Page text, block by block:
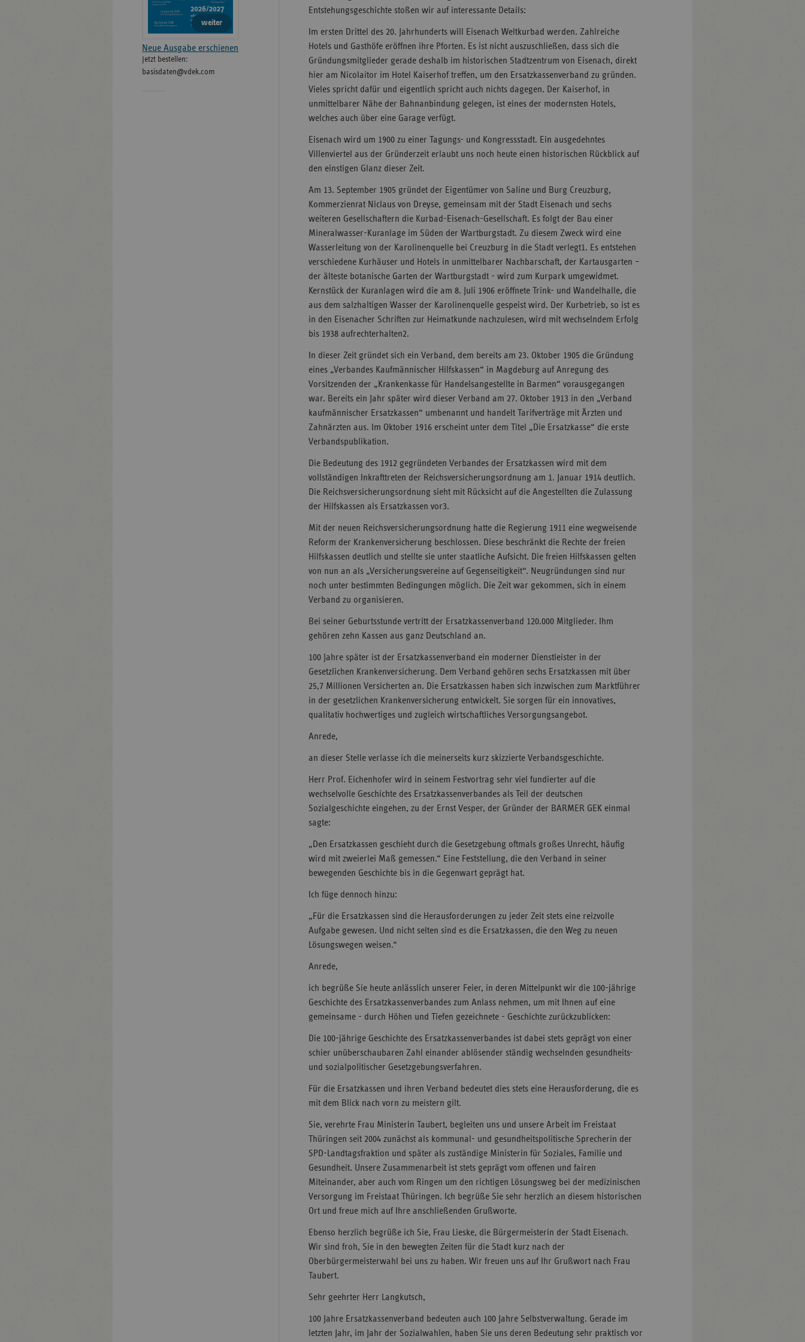
Entstehungsgeschichte stoßen wir auf interessante Details:
Im ersten Drittel des 20. Jahrhunderts will Eisenach Weltkurbad werden. Zahlreiche
Hotels und Gasthöfe eröffnen ihre Pforten. Es ist nicht auszuschließen, dass sich die
Gründungsmitglieder gerade deshalb im historischen Stadtzentrum von Eisenach, direkt
hier am Nicolaitor im Hotel Kaiserhof treffen, um den Ersatzkassenverband zu gründen.
Vieles spricht dafür und eigentlich spricht auch nichts dagegen. Der Kaiserhof, in
unmittelbarer Nähe der Bahnanbindung gelegen, ist eines der modernsten Hotels,
welches auch über eine Garage verfügt.
Eisenach wird um 1900 zu einer Tagungs- und Kongressstadt. Ein ausgedehntes
Villenviertel aus der Gründerzeit erlaubt uns noch heute einen historischen Rückblick auf
den einstigen Glanz dieser Zeit.
Am 13. September 1905 gründet der Eigentümer von Saline und Burg Creuzburg,
Kommerzienrat Niclaus von Dreyse, gemeinsam mit der Stadt Eisenach und sechs
weiteren Gesellschaftern die Kurbad-Eisenach-Gesellschaft. Es folgt der Bau einer
Mineralwasser-Kuranlage im Süden der Wartburgstadt. Zu diesem Zweck wird eine
Wasserleitung von der Karolinenquelle bei Creuzburg in die Stadt verlegt1. Es entstehen
verschiedene Kurhäuser und Hotels in unmittelbarer Nachbarschaft, der Kartausgarten –
der älteste botanische Garten der Wartburgstadt - wird zum Kurpark umgewidmet.
Kernstück der Kuranlagen wird die am 8. Juli 1906 eröffnete Trink- und Wandelhalle, die
aus dem salzhaltigen Wasser der Karolinenquelle gespeist wird. Der Kurbetrieb, so ist es
in den Eisenacher Schriften zur Heimatkunde nachzulesen, wird mit wechselndem Erfolg
bis 1938 aufrechterhalten2.
In dieser Zeit gründet sich ein Verband, dem bereits am 23. Oktober 1905 die Gründung
eines „Verbandes Kaufmännischer Hilfskassen“ in Magdeburg auf Anregung des
Vorsitzenden der „Krankenkasse für Handelsangestellte in Barmen“ vorausgegangen
war. Bereits ein Jahr später wird dieser Verband am 27. Oktober 1913 in den „Verband
kaufmännischer Ersatzkassen“ umbenannt und handelt Tarifverträge mit Ärzten und
Zahnärzten aus. Im Oktober 1916 erscheint unter dem Titel „Die Ersatzkasse“ die erste
Verbandspublikation.
Die Bedeutung des 1912 gegründeten Verbandes der Ersatzkassen wird mit dem
vollständigen Inkrafttreten der Reichsversicherungsordnung am 1. Januar 1914 deutlich.
Die Reichsversicherungsordnung sieht mit Rücksicht auf die Angestellten die Zulassung
der Hilfskassen als Ersatzkassen vor3.
Mit der neuen Reichsversicherungsordnung hatte die Regierung 1911 eine wegweisende
Reform der Krankenversicherung beschlossen. Diese beschränkt die Rechte der freien
Hilfskassen deutlich und stellte sie unter staatliche Aufsicht. Die freien Hilfskassen gelten
von nun an als „Versicherungsvereine auf Gegenseitigkeit“. Neugründungen sind nur
noch unter bestimmten Bedingungen möglich. Die Zeit war gekommen, sich in einem
Verband zu organisieren.
Bei seiner Geburtsstunde vertritt der Ersatzkassenverband 120.000 Mitglieder. Ihm
gehören zehn Kassen aus ganz Deutschland an.
100 Jahre später ist der Ersatzkassenverband ein moderner Dienstleister in der
Gesetzlichen Krankenversicherung. Dem Verband gehören sechs Ersatzkassen mit über
25,7 Millionen Versicherten an. Die Ersatzkassen haben sich inzwischen zum Marktführer
in der gesetzlichen Krankenversicherung entwickelt. Sie sorgen für ein innovatives,
qualitativ hochwertiges und zugleich wirtschaftliches Versorgungsangebot.
Anrede,
an dieser Stelle verlasse ich die meinerseits kurz skizzierte Verbandsgeschichte.
Herr Prof. Eichenhofer wird in seinem Festvortrag sehr viel fundierter auf die
wechselvolle Geschichte des Ersatzkassenverbandes als Teil der deutschen
Sozialgeschichte eingehen, zu der Ernst Vesper, der Gründer der BARMER GEK einmal
sagte:
„Den Ersatzkassen geschieht durch die Gesetzgebung oftmals großes Unrecht, häufig
wird mit zweierlei Maß gemessen.“ Eine Feststellung, die den Verband in seiner
bewegenden Geschichte bis in die Gegenwart geprägt hat.
Ich füge dennoch hinzu:
„Für die Ersatzkassen sind die Herausforderungen zu jeder Zeit stets eine reizvolle
Aufgabe gewesen. Und nicht selten sind es die Ersatzkassen, die den Weg zu neuen
Lösungswegen weisen.“
Anrede,
ich begrüße Sie heute anlässlich unserer Feier, in deren Mittelpunkt wir die 100-jährige
Geschichte des Ersatzkassenverbandes zum Anlass nehmen, um mit Ihnen auf eine
gemeinsame - durch Höhen und Tiefen gezeichnete - Geschichte zurückzublicken:
Die 100-jährige Geschichte des Ersatzkassenverbandes ist dabei stets geprägt von einer
schier unüberschaubaren Zahl einander ablösender ständig wechselnden gesundheits-
und sozialpolitischer Gesetzgebungsverfahren.
Für die Ersatzkassen und ihren Verband bedeutet dies stets eine Herausforderung, die es
mit dem Blick nach vorn zu meistern gilt.
Sie, verehrte Frau Ministerin Taubert, begleiten uns und unsere Arbeit im Freistaat
Thüringen seit 2004 zunächst als kommunal- und gesundheitspolitische Sprecherin der
SPD-Landtagsfraktion und später als zuständige Ministerin für Soziales, Familie und
Gesundheit. Unsere Zusammenarbeit ist stets geprägt vom offenen und fairen
Miteinander, aber auch vom Ringen um den richtigen Lösungsweg bei der medizinischen
Versorgung im Freistaat Thüringen. Ich begrüße Sie sehr herzlich an diesem historischen
Ort und freue mich auf Ihre anschließenden Grußworte.
Ebenso herzlich begrüße ich Sie, Frau Lieske, die Bürgermeisterin der Stadt Eisenach.
Wir sind froh, Sie in den bewegten Zeiten für die Stadt kurz nach der
Oberbürgermeisterwahl bei uns zu haben. Wir freuen uns auf Ihr Grußwort nach Frau
Taubert.
Sehr geehrter Herr Langkutsch,
100 Jahre Ersatzkassenverband bedeuten auch 100 Jahre Selbstverwaltung. Gerade im
letzten Jahr, im Jahr der Sozialwahlen, haben Sie uns deren Bedeutung sehr praktisch vor
weiter
Neue Ausgabe erschienen
Jetzt bestellen:
basisdaten@vdek.com